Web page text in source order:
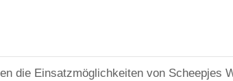
die Einsatzmöglichkeiten von